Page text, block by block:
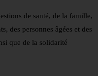
de santé, de la famille,
des personnes âgées et des
que de la solidarité